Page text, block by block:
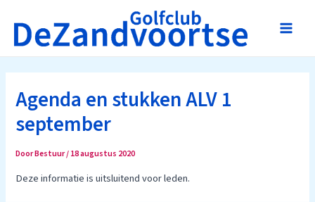
naar
inhoud
Main
Agenda en stukken ALV 1
september
DoorBestuur/18 augustus 2020
Deze informatie is uitsluitend voor leden.